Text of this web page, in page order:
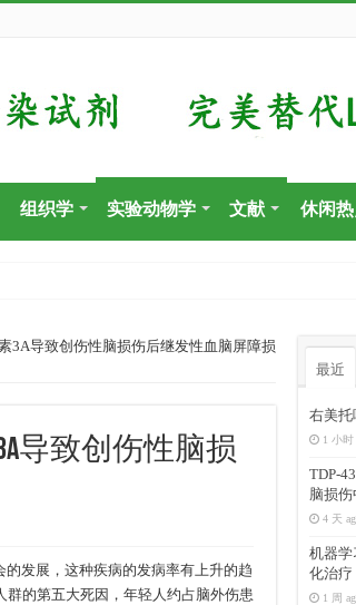
组织学 实验动物学 文献 休闲
3A导致创伤性脑损伤后继发性血脑屏障损
导致创伤性脑损
发展，这种疾病的发病率有上升的趋
群的第五大死因，年轻人约占脑外伤患
最近
右美托
1 小时
TDP-
脑损伤
4 天
机器学
化治疗
1 周